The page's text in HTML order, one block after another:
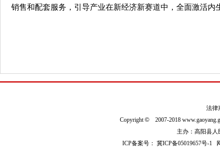
销售和配套服务，引导产业在新经济新赛道中，全面激活内
法律
Copyright© 2007-2018
主办：高阳县人
ICP备案号：冀ICP备05019657号-1